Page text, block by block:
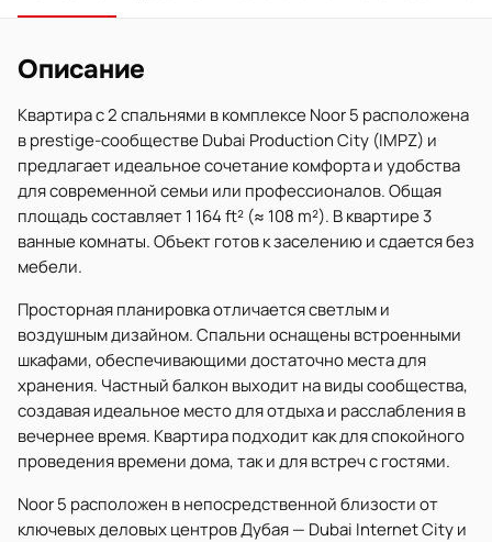
Описание
Квартира с 2 спальнями в комплексе Noor 5 расположена
в prestige-сообществе Dubai Production City (IMPZ) и
предлагает идеальное сочетание комфорта и удобства
для современной семьи или профессионалов. Общая
площадь составляет 1 164 ft² (≈ 108 m²). В квартире 3
ванные комнаты. Объект готов к заселению и сдается без
мебели.
Просторная планировка отличается светлым и
воздушным дизайном. Спальни оснащены встроенными
шкафами, обеспечивающими достаточно места для
хранения. Частный балкон выходит на виды сообщества,
создавая идеальное место для отдыха и расслабления в
вечернее время. Квартира подходит как для спокойного
проведения времени дома, так и для встреч с гостями.
Noor 5 расположен в непосредственной близости от
ключевых деловых центров Дубая — Dubai Internet City и